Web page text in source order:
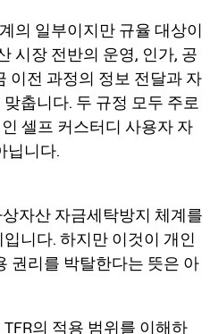
의 일부이지만 규율 대상이
시장 전반의 운영, 인가, 공
이전 과정의 정보 전달과 자
춥니다. 두 규정 모두 주로
셀프 커스터디 사용자 자
닙니다.
상자산 자금세탁방지 체계를
니다. 하지만 이것이 개인
권리를 박탈한다는 뜻은 아
의 적용 범위를 이해하